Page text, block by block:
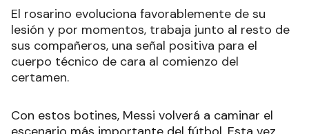
El rosarino evoluciona favorablemente de su
lesión y por momentos, trabaja junto al resto de
sus compañeros, una señal positiva para el
cuerpo técnico de cara al comienzo del
certamen.
Con estos botines, Messi volverá a caminar el